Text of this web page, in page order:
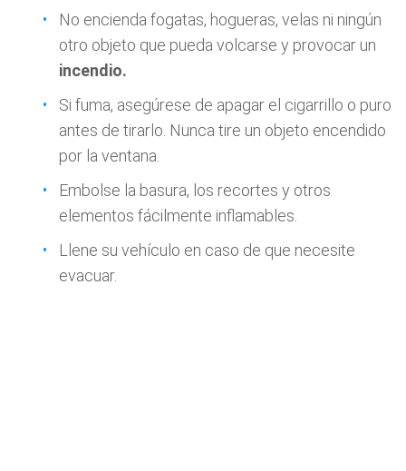
No encienda fogatas, hogueras, velas ni ningún
otro objeto que pueda volcarse y provocar un
incendio.
Si fuma, asegúrese de apagar el cigarrillo o puro
antes de tirarlo. Nunca tire un objeto encendido
por la ventana.
Embolse la basura, los recortes y otros
elementos fácilmente inflamables.
Llene su vehículo en caso de que necesite
evacuar.